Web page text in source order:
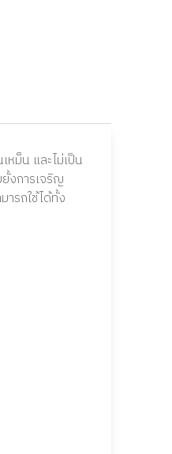
ม็น และไม่เป็น
งการเจริญ
ารถใช้ได้ทั้ง